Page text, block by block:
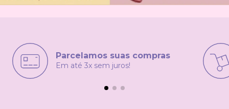
Parcelamos suas compras
Em até 3x sem juros!